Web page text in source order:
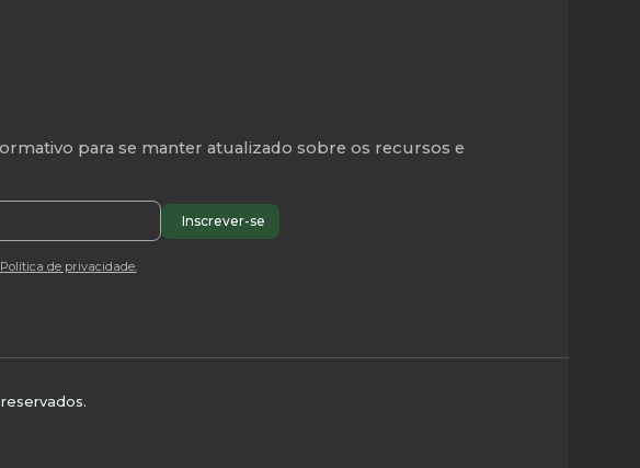
para se manter atualizado sobre os recursos e
Política de privacidade.